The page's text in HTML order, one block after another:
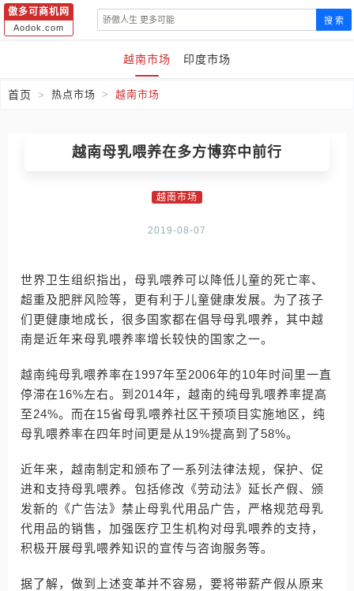
傲多可商机网
Aodok.com
搜 索
越南市场 印度市场
首页 热点市场 越南市场
越南母乳喂养在多方博弈中前行
越南市场
2019-08-07
世界卫生组织指出，母乳喂养可以降低儿童的死亡率、
超重及肥胖风险等，更有利于儿童健康发展。为了孩子
们更健康地成长，很多国家都在倡导母乳喂养，其中越
南是近年来母乳喂养率增长较快的国家之一。
越南纯母乳喂养率在1997年至2006年的10年时间里一直
停滞在16%左右。到2014年，越南的纯母乳喂养率提高
至24%。而在15省母乳喂养社区干预项目实施地区，纯
母乳喂养率在四年时间更是从19%提高到了58%。
近年来，越南制定和颁布了一系列法律法规，保护、促
进和支持母乳喂养。包括修改《劳动法》延长产假、颁
发新的《广告法》禁止母乳代用品广告，严格规范母乳
代用品的销售，加强医疗卫生机构对母乳喂养的支持，
积极开展母乳喂养知识的宣传与咨询服务等。
据了解，做到上述变革并不容易，要将带薪产假从原来